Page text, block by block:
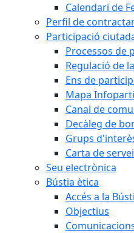
Calendari de
Perfil de
Participació
Processos de
Regulació de
Ens de
Mapa
Canal de
Decàleg de
Grups
Carta de
Seu electrònica
Bústia ètica
Accés a la
Objectius